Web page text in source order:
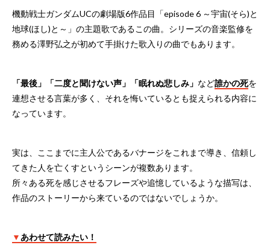
機動戦士ガンダムUCの劇場版6作品目「episode 6 ～宇宙(そら)と
地球(ほし)と～」の主題歌であるこの曲。シリーズの音楽監修を
務める澤野弘之が初めて手掛けた歌入りの曲でもあります。
「最後」「二度と聞けない声」「眠れぬ悲しみ」 など誰かの死を
連想させる言葉が多く、それを悔いているとも捉えられる内容に
なっています。
実は、ここまでに主人公であるバナージをこれまで導き、信頼し
てきた人を亡くすというシーンが複数あります。
所々ある死を感じさせるフレーズや追憶しているような描写は、
作品のストーリーから来ているのではないでしょうか。
▼ あわせて読みたい！